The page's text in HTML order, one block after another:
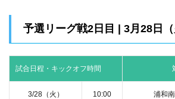
予選リーグ戦2日目 | 3月28日（
試合日程・キックオフ時間
3/28（火） 10:00 浦和